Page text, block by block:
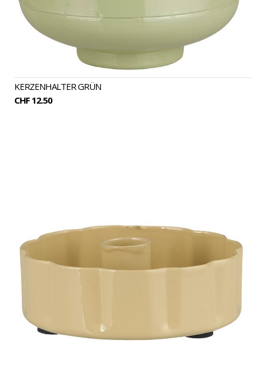
KERZENHALTER GRÜN
CHF 12.50